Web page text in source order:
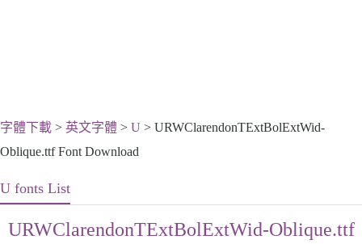
字體下載 > 英文字體 > U > URWClarendonTExtBolExtWid-
Oblique.ttf Font Download
U fonts List
URWClarendonTExtBolExtWid-Oblique.ttf